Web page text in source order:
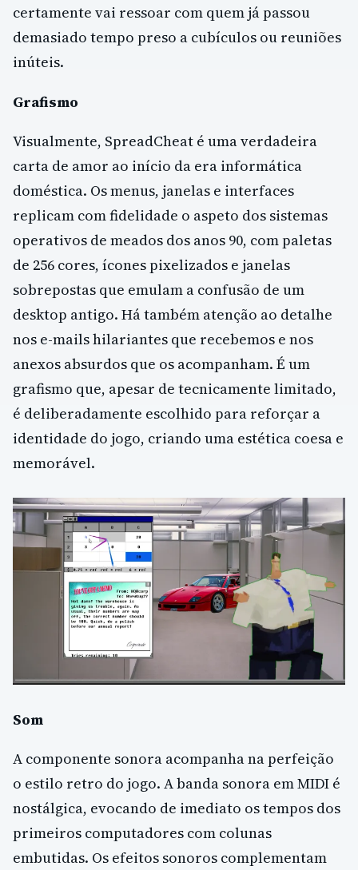
certamente vai ressoar com quem já passou
demasiado tempo preso a cubículos ou reuniões
inúteis.
Grafismo
Visualmente, SpreadCheat é uma verdadeira
carta de amor ao início da era informática
doméstica. Os menus, janelas e interfaces
replicam com fidelidade o aspeto dos sistemas
operativos de meados dos anos 90, com paletas
de 256 cores, ícones pixelizados e janelas
sobrepostas que emulam a confusão de um
desktop antigo. Há também atenção ao detalhe
nos e-mails hilariantes que recebemos e nos
anexos absurdos que os acompanham. É um
grafismo que, apesar de tecnicamente limitado,
é deliberadamente escolhido para reforçar a
identidade do jogo, criando uma estética coesa e
memorável.
Som
A componente sonora acompanha na perfeição
o estilo retro do jogo. A banda sonora em MIDI é
nostálgica, evocando de imediato os tempos dos
primeiros computadores com colunas
embutidas. Os efeitos sonoros complementam